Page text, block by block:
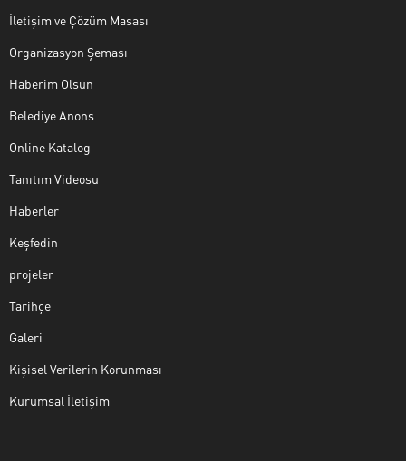
İletişim ve Çözüm Masası
Organizasyon Şeması
Haberim Olsun
Belediye Anons
Online Katalog
Tanıtım Videosu
Haberler
Keşfedin
projeler
Tarihçe
Galeri
Kişisel Verilerin Korunması
Kurumsal İletişim